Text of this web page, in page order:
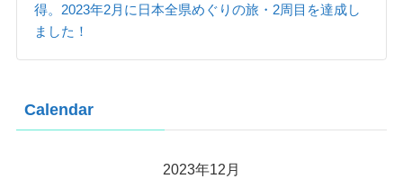
得。2023年2月に日本全県めぐりの旅・2周目を達成し
ました！
Calendar
2023年12月